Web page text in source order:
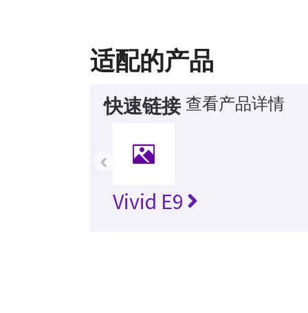
适配的产品
快速链接 查看产品详情
Vivid E9
‹